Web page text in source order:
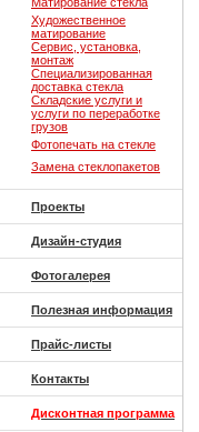
Художественное
матирование
Сервис, установка,
монтаж
Специализированная
доставка стекла
Складские услуги и
услуги по переработке
грузов
Фотопечать на стекле
Замена стеклопакетов
Проекты
Дизайн-студия
Фотогалерея
Полезная информация
Прайс-листы
Контакты
Дисконтная программа